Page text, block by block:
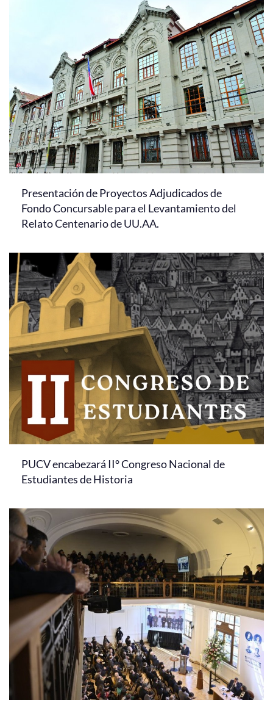
Presentación de Proyectos Adjudicados de
Fondo Concursable para el Levantamiento del
Relato Centenario de UU.AA.
PUCV encabezará II° Congreso Nacional de
Estudiantes de Historia